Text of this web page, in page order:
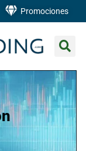
Promociones